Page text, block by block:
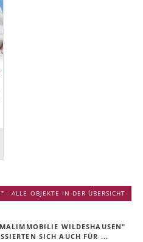
ALLE OBJEKTE IN DER ÜBERSICHT
WILDESHAUSEN"
SICH AUCH FÜR ...